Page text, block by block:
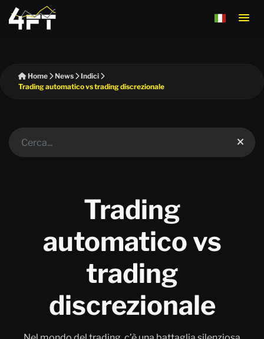
Home News
Indici
Trading automatico vs trading discrezionale
Trading
automatico vs
trading
discrezionale